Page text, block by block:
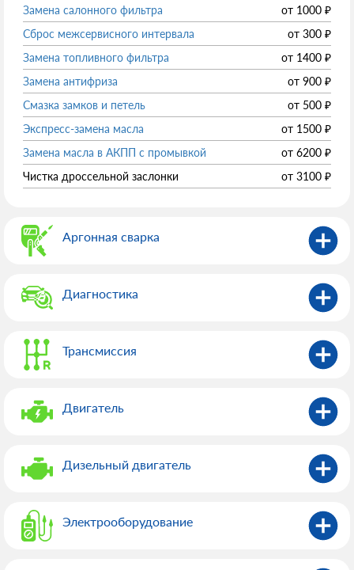
Замена салонного фильтра от 1000 ₽
Сброс межсервисного интервала
от 300 ₽
Замена топливного фильтра
от 1400 ₽
Замена антифриза
от 900 ₽
Смазка замков и петель
от 500 ₽
Экспресс-замена масла
от 1500 ₽
Замена масла в АКПП с промывкой
от 6200 ₽
Чистка дроссельной заслонки
от 3100 ₽
Аргонная сварка
Диагностика
Трансмиссия
Двигатель
Дизельный двигатель
Электрооборудованиe